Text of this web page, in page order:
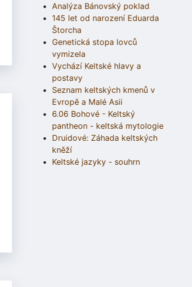
Analýza Bánovský poklad
145 let od narození Eduarda
Štorcha
Genetická stopa lovců
vymizela
Vychází Keltské hlavy a
postavy
Seznam keltských kmenů v
Evropě a Malé Asii
6.06 Bohové - Keltský
pantheon - keltská mytologie
Druidové: Záhada keltských
kněží
Keltské jazyky - souhrn